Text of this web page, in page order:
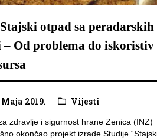
otpad sa peradarskih
Od problema do iskoristiv
Maja 2019. Vijesti
zdravlje i sigurnost hrane Zenica (INZ)
okončao projekt izrade Studije